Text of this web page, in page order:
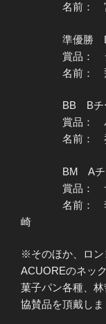
名前： 宮っ
準優勝 Dチ
賞品： シ
名前： 飛鳥
BB Bチー
賞品： パ
名前： 乔、
BM Aチー
賞品： サ
名前： 李、
崎
※そのほか、ロン
ACUOREのネッ
菓子パン各種、
協賛品を頂戴し